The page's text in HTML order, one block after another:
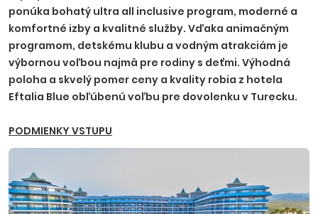
ponúka bohatý ultra all inclusive program, moderné a
komfortné izby a kvalitné služby. Vďaka animačným
programom, detskému klubu a vodným atrakciám je
výbornou voľbou najmä pre rodiny s deťmi. Výhodná
poloha a skvelý pomer ceny a kvality robia z hotela
Eftalia Blue obľúbenú voľbu pre dovolenku v Turecku.
PODMIENKY VSTUPU